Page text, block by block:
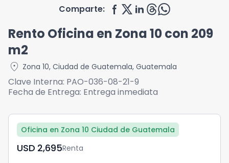
Comparte:
Rento Oficina en Zona 10 con 209
m2
location_on Zona 10, Ciudad de Guatemala, Guatemala
Clave Interna: PAO-036-08-21-9
Fecha de Entrega: Entrega inmediata
Oficina en Zona 10 Ciudad de Guatemala
USD	2,695Renta